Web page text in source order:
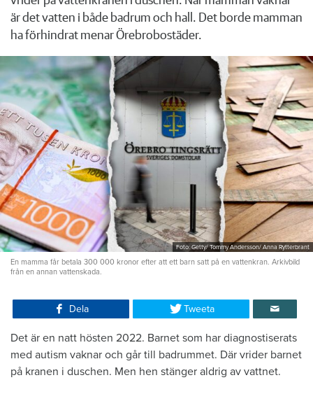
är det vatten i både badrum och hall. Det borde mamman
ha förhindrat menar Örebrobostäder.
Foto: Getty/ Tommy Andersson/ Anna Rytterbrant
En mamma får betala 300 000 kronor efter att ett barn satt på en vattenkran. Arkivbild
från en annan vattenskada.
Dela Tweeta
Det är en natt hösten 2022. Barnet som har diagnostiserats
med autism vaknar och går till badrummet. Där vrider barnet
på kranen i duschen. Men hen stänger aldrig av vattnet.